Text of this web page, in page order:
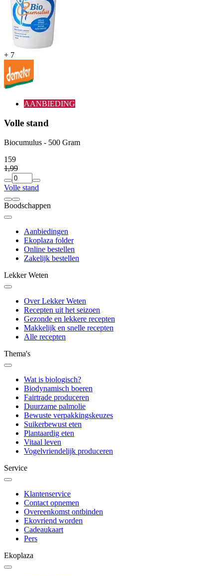
+ 7
AANBIEDING
Volle stand
Biocumulus - 500 Gram
1 59
1,99
Volle stand
Boodschappen
Aanbiedingen
Ekoplaza folder
Online bestellen
Zakelijk bestellen
Lekker Weten
Over Lekker Weten
Recepten uit het seizoen
Gezonde en lekkere recepten
Makkelijk en snelle recepten
Alle recepten
Thema's
Wat is biologisch?
Biodynamisch boeren
Fairtrade produceren
Duurzame palmolie
Bewuste verpakkingskeuzes
Suikerbewust eten
Plantaardig eten
Vitaal leven
Vogelvriendelijk produceren
Service
Klantenservice
Contact opnemen
Overeenkomst ontbinden
Ekovriend worden
Cadeaukaart
Pers
Ekoplaza